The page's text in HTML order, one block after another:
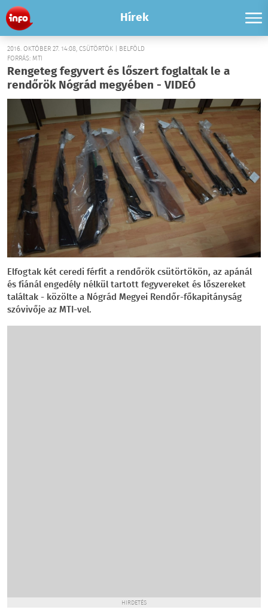
Hírek
2016. OKTÓBER 27. 14:08, CSÜTÖRTÖK | BELFÖLD
FORRÁS: MTI
Rengeteg fegyvert és lőszert foglaltak le a
rendőrök Nógrád megyében - VIDEÓ
Elfogtak két ceredi férfit a rendőrök csütörtökön, az apánál
és fiánál engedély nélkül tartott fegyvereket és lőszereket
találtak - közölte a Nógrád Megyei Rendőr-főkapitányság
szóvivője az MTI-vel.
HIRDETÉS